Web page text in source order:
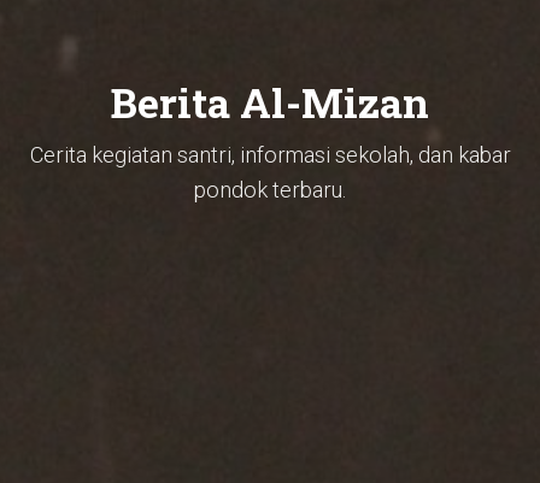
Berita Al-Mizan
Cerita kegiatan santri, informasi sekolah, dan kabar
pondok terbaru.